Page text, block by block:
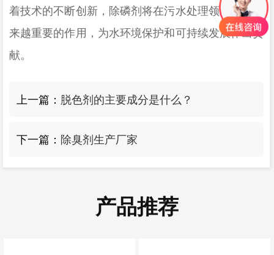
着技术的不断创新，除磷剂将在污水处理领域发挥越
来越重要的作用，为水环境保护和可持续发展作出贡
献。
上一篇： 脱色剂的主要成分是什么？
下一篇： 除臭剂生产厂家
产品推荐